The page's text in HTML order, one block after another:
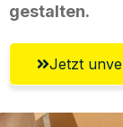
gestalten.
Jetzt